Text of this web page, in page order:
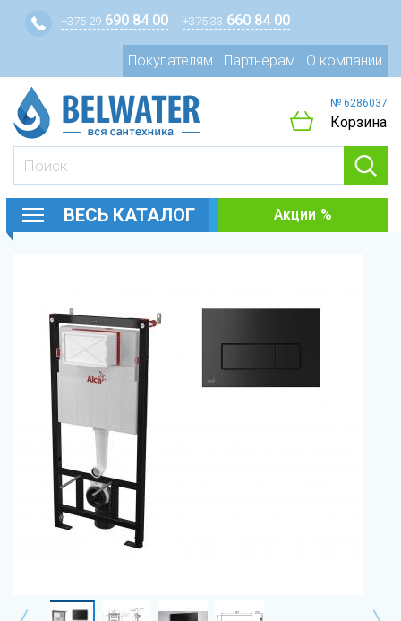
+375 29 690 84 00 +375 33 660 84 00
Покупателям Партнерам О компании
№ 6286037
Корзина
ВЕСЬ КАТАЛОГ Акции